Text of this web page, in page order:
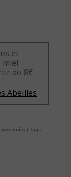
et
miel
de 8€
Abeilles
| Tags :